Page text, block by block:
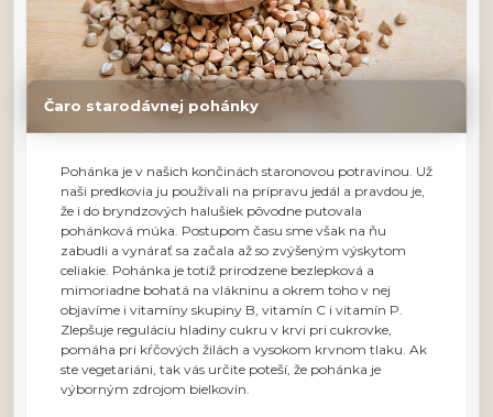
Čaro starodávnej pohánky
Pohánka je v našich končinách staronovou potravinou. Už
naši predkovia ju používali na prípravu jedál a pravdou je,
že i do bryndzových halušiek pôvodne putovala
pohánková múka. Postupom času sme však na ňu
zabudli a vynárať sa začala až so zvýšeným výskytom
celiakie. Pohánka je totiž prirodzene bezlepková a
mimoriadne bohatá na vlákninu a okrem toho v nej
objavíme i vitamíny skupiny B, vitamín C i vitamín P.
Zlepšuje reguláciu hladiny cukru v krvi pri cukrovke,
pomáha pri kŕčových žilách a vysokom krvnom tlaku. Ak
ste vegetariáni, tak vás určite poteší, že pohánka je
výborným zdrojom bielkovín.